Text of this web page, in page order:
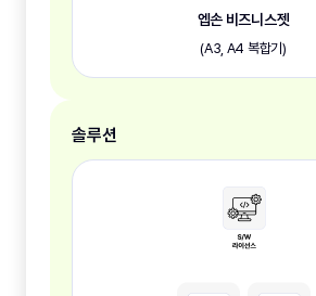
엡손 비즈니스젯
(A3, A4 복합기)
솔루션